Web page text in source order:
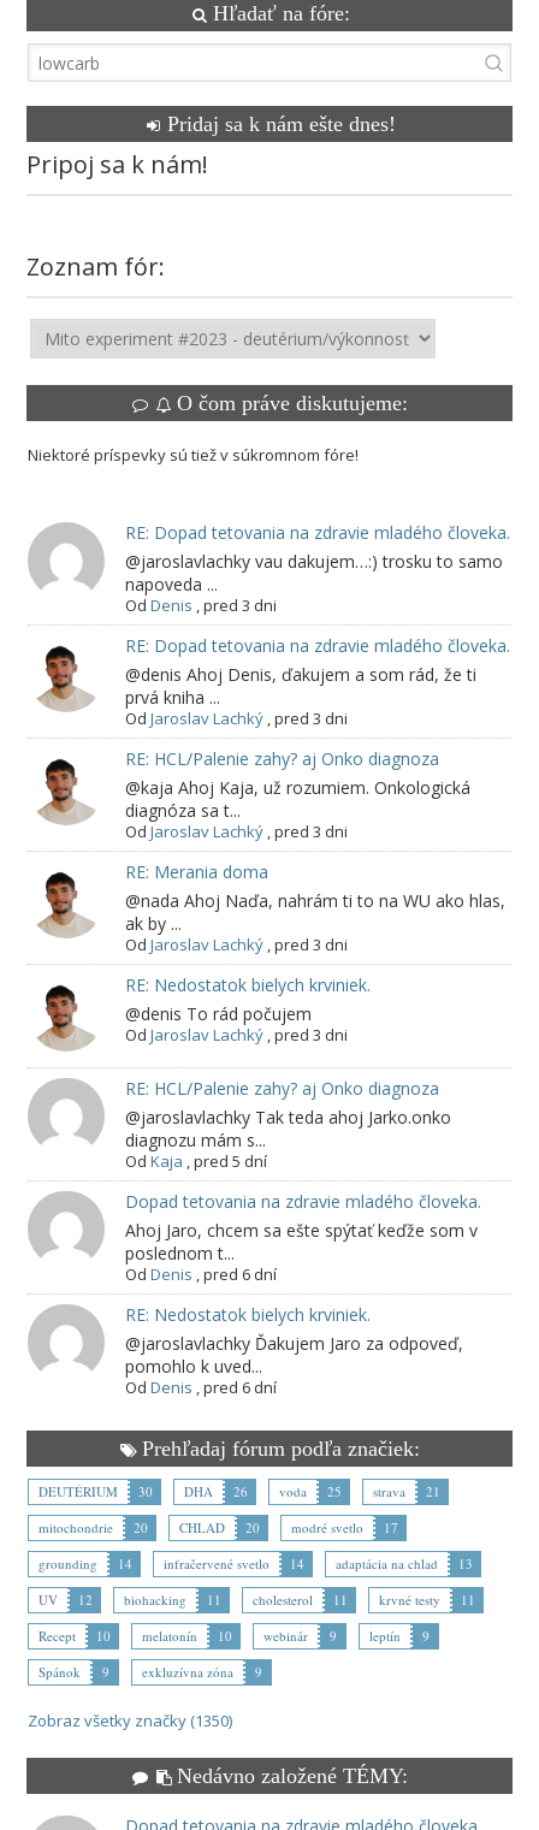
Hľadať na fóre:
Pridaj sa k nám ešte dnes!
Pripoj sa k nám!
Zoznam fór:
O čom práve diskutujeme:
Niektoré príspevky sú tiež v súkromnom fóre!
RE: Dopad tetovania na zdravie mladého človeka.
@jaroslavlachky vau dakujem…:) trosku to samo
napoveda ...
Od Denis ,pred 3 dni
RE: Dopad tetovania na zdravie mladého človeka.
@denis Ahoj Denis, ďakujem a som rád, že ti
prvá kniha ...
Od Jaroslav Lachký,pred 3 dni
RE: HCL/Palenie zahy? aj Onko diagnoza
@kaja Ahoj Kaja, už rozumiem. Onkologická
diagnóza sa t...
Od Jaroslav Lachký,pred 3 dni
RE: Merania doma
@nada Ahoj Naďa, nahrám ti to na WU ako hlas,
ak by ...
Od Jaroslav Lachký,pred 3 dni
RE: Nedostatok bielych krviniek.
@denis To rád počujem
Od Jaroslav Lachký,pred 3 dni
RE: HCL/Palenie zahy? aj Onko diagnoza
@jaroslavlachky Tak teda ahoj Jarko.onko
diagnozu mám s...
Od Kaja ,pred 5 dní
Dopad tetovania na zdravie mladého človeka.
Ahoj Jaro, chcem sa ešte spýtať keďže som v
poslednom t...
Od Denis ,pred 6 dní
RE: Nedostatok bielych krviniek.
@jaroslavlachky Ďakujem Jaro za odpoveď,
pomohlo k uved...
Od Denis ,pred 6 dní
Prehľadaj fórum podľa značiek:
DEUTÉRIUM 30 DHA 26 voda 25 strava
21
mitochondrie
20 CHLAD 20 modré svetlo
17
grounding
14 infračervené svetlo 14 adaptácia na chlad
13
UV
12 biohacking 11 cholesterol 11 krvné testy
11
Recept
10 melatonín 10 webinár 9 leptín
9
Spánok
9 exkluzívna zóna 9
Zobraz všetky značky (1350)
Nedávno založené TÉMY: